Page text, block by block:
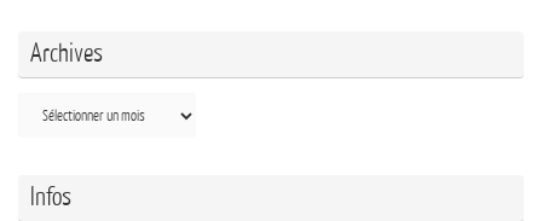
Archives
Archives
Infos